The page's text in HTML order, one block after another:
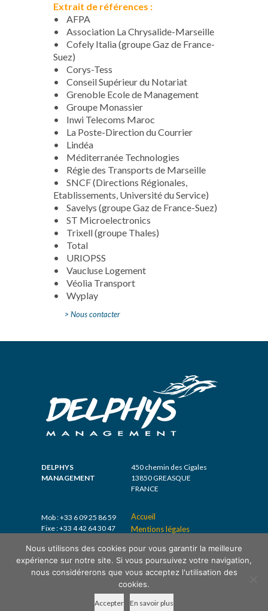
Extrait de références :
• AFPA
• Association La Chrysalide-Marseille
• Cofely Italia (groupe Gaz de France-
Suez)
• Corys-Tess
• Conseil Supérieur du Notariat
• Grenoble Ecole de Management
• Groupe Monassier
• Inwi Telecoms Maroc
• La Poste-Direction du Courrier
• Lindéa
• Méditerranée Technologies
• Régie des Transports de Marseille
• SNCF (Directions Régionales,
Etablissements, Université du Service)
• Savelys (groupe Gaz de France-Suez)
• ST Microelectronics
• Trixell (groupe Thales)
• Total
• URIOPSS
• Vaucluse Logement
• Véolia Transport
• Wyplay
> Nous contacter
DELPHYS
MANAGEMENT
450 chemin des Cigales
13850 GREASQUE
FRANCE
Mob : +33 6 09 25 86 59
Fixe : +33 4 42 64 30 47
Accueil
Mentions légales
Copyright DELPHYS MANAGEMENT- Conception
Nous utilisons des cookies pour vous garantir la meilleure
expérience sur notre site. Si vous poursuivez votre navigation,
nous considérerons que vous acceptez l'utilisation des
cookies.
Accepter En savoir plus